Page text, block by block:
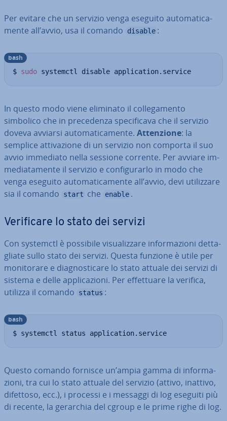
Per evitare che un servizio venga eseguito au­to­ma­ti­ca­
men­te all’avvio, usa il comando
disable :
$ sudo systemctl disable application.service
bash
In questo modo viene eliminato il col­le­ga­men­to
simbolico che in pre­ce­den­za spe­ci­fi­ca­va che il servizio
doveva avviarsi au­to­ma­ti­ca­men­te. At­ten­zio­ne: la
semplice at­ti­va­zio­ne di un servizio non comporta il suo
avvio immediato nella sessione corrente. Per avviare im­
me­dia­ta­men­te il servizio e con­fi­gu­rar­lo in modo che
venga eseguito au­to­ma­ti­ca­men­te all’avvio, devi uti­liz­za­re
sia il comando
start che enable .
Ve­ri­fi­ca­re lo stato dei servizi
Con systemctl è possibile vi­sua­liz­za­re in­for­ma­zio­ni det­ta­
glia­te sullo stato dei servizi. Questa funzione è utile per
mo­ni­to­ra­re e dia­gno­sti­ca­re lo stato attuale dei servizi di
sistema e delle ap­pli­ca­zio­ni. Per ef­fet­tua­re la verifica,
utilizza il comando
status :
$ systemctl status application.service
bash
Questo comando fornisce un’ampia gamma di in­for­ma­
zio­ni, tra cui lo stato attuale del servizio (attivo, inattivo,
difettoso, ecc.), i processi e i messaggi di log eseguiti più
di recente, la gerarchia del cgroup e le prime righe di log.